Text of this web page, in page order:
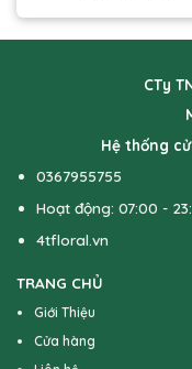
CTy
Hệ thống
0367955755
Hoạt động: 07:00 -
4tfloral.vn
TRANG CHỦ
Giới Thiệu
Cửa hàng